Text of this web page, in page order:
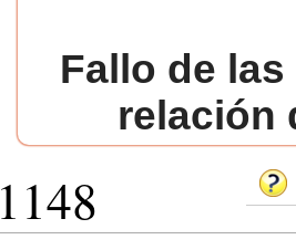
Fallo de
relación
1148